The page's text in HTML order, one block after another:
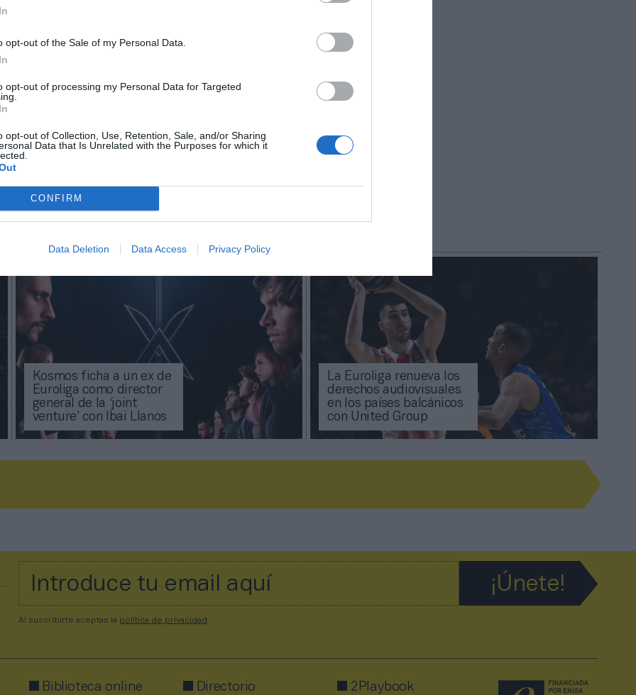
opt-out of the Sale of my Personal Data.
opt-out of processing my Personal Data for Targeted
opt-out of Collection, Use, Retention, Sale, and/or Sharing
Data that Is Unrelated with the Purposes for which it
CONFIRM
Data Deletion Data Access Privacy Policy
los últimos partidos de
la próxima campaña. Se desconoce los encuentros que
La Euroliga entró en EEUU a través de Facebooken
un partido por jornada en streaming bajo demanda. Los
con las últimas noticias de actualidad.
Kosmos ficha a un ex de
Euroliga como director
general de la ‘joint
venture’ con Ibai Llanos
La Euroliga renueva los
derechos audiovisuales
en los países balcánicos
con United Group
Al suscribirte aceptas la política de privacidad
Biblioteca online Directorio 2Playbook